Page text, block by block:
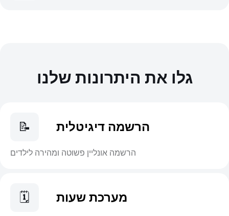
גלו את היתרונות שלנו
📝 הרשמה דיגיטלית
הרשמה אונליין פשוטה ומהירה לילדים
🗓️ מערכת שעות